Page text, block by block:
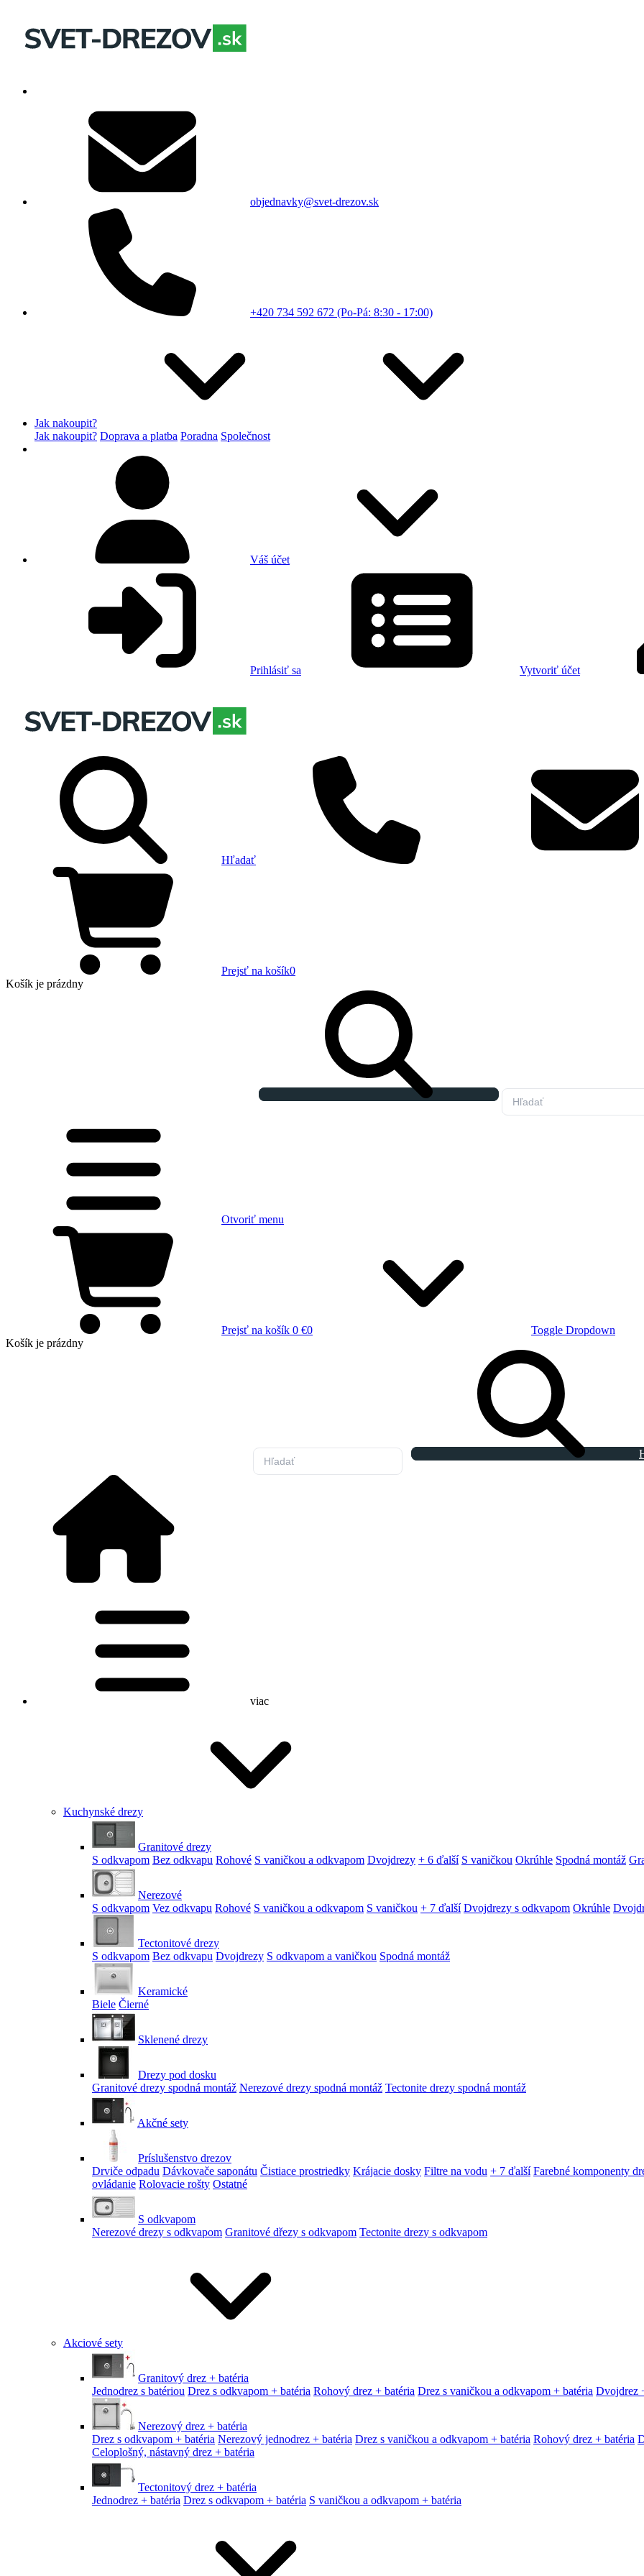
objednavky@svet-drezov.sk
+420 734 592 672 (Po-Pá: 8:30 - 17:00)
Jak nakoupit?
Jak nakoupit? Doprava a platba Poradna Společnost
Váš účet
Prihlásiť sa Vytvoriť účet
Hľadať
Prejsť na košík0
Košík je prázdny
Otvoriť menu
Prejsť na košík 0 €0
Toggle Dropdown
Košík je prázdny
viac
Kuchynské drezy
Granitové drezy
S odkvapom Bez odkvapu Rohové S vaničkou a odkvapom Dvojdrezy + 6 ďalší S vaničkou Okrúhle Spodná montáž
Nerezové
S odkvapom Vez odkvapu Rohové S vaničkou a odkvapom S vaničkou + 7 ďalší Dvojdrezy s odkvapom Okrúhle
Tectonitové drezy
S odkvapom Bez odkvapu Dvojdrezy S odkvapom a vaničkou Spodná montáž
Keramické
Biele Čierné
Sklenené drezy
Drezy pod dosku
Granitové drezy spodná montáž Nerezové drezy spodná montáž Tectonite drezy spodná montáž
Akčné sety
Príslušenstvo drezov
Drviče odpadu Dávkovače saponátu Čistiace prostriedky Krájacie dosky Filtre na vodu + 7 ďalší Farebné komponenty
ovládanie Rolovacie rošty Ostatné
S odkvapom
Nerezové drezy s odkvapom Granitové dřezy s odkvapom Tectonite drezy s odkvapom
Akciové sety
Granitový drez + batéria
Jednodrez s batériou Drez s odkvapom + batéria Rohový drez + batéria Drez s vaničkou a odkvapom + batéria Dvojdrez
Nerezový drez + batéria
Drez s odkvapom + batéria Nerezový jednodrez + batéria Drez s vaničkou a odkvapom + batéria Rohový drez + batéria
Celoplošný, nástavný drez + batéria
Tectonitový drez + batéria
Jednodrez + batéria Drez s odkvapom + batéria S vaničkou a odkvapom + batéria